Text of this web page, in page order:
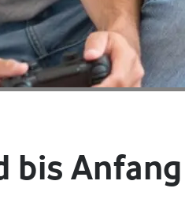
bis